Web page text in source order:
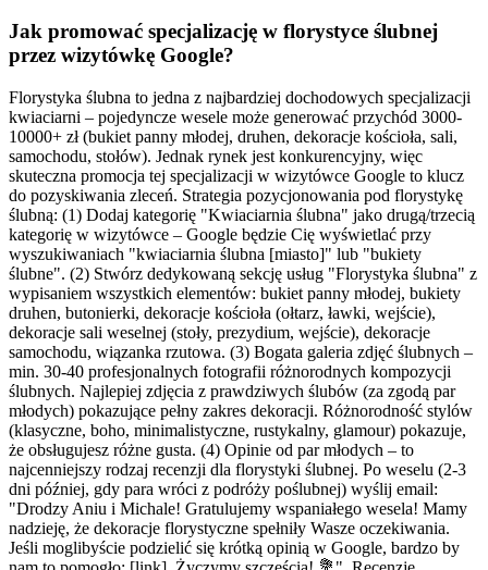
Jak promować specjalizację w florystyce ślubnej
przez wizytówkę Google?
Florystyka ślubna to jedna z najbardziej dochodowych specjalizacji
kwiaciarni – pojedyncze wesele może generować przychód 3000-
10000+ zł (bukiet panny młodej, druhen, dekoracje kościoła, sali,
samochodu, stołów). Jednak rynek jest konkurencyjny, więc
skuteczna promocja tej specjalizacji w wizytówce Google to klucz
do pozyskiwania zleceń. Strategia pozycjonowania pod florystykę
ślubną: (1) Dodaj kategorię "Kwiaciarnia ślubna" jako drugą/trzecią
kategorię w wizytówce – Google będzie Cię wyświetlać przy
wyszukiwaniach "kwiaciarnia ślubna [miasto]" lub "bukiety
ślubne". (2) Stwórz dedykowaną sekcję usług "Florystyka ślubna" z
wypisaniem wszystkich elementów: bukiet panny młodej, bukiety
druhen, butonierki, dekoracje kościoła (ołtarz, ławki, wejście),
dekoracje sali weselnej (stoły, prezydium, wejście), dekoracje
samochodu, wiązanka rzutowa. (3) Bogata galeria zdjęć ślubnych –
min. 30-40 profesjonalnych fotografii różnorodnych kompozycji
ślubnych. Najlepiej zdjęcia z prawdziwych ślubów (za zgodą par
młodych) pokazujące pełny zakres dekoracji. Różnorodność stylów
(klasyczne, boho, minimalistyczne, rustykalny, glamour) pokazuje,
że obsługujesz różne gusta. (4) Opinie od par młodych – to
najcenniejszy rodzaj recenzji dla florystyki ślubnej. Po weselu (2-3
dni później, gdy para wróci z podróży poślubnej) wyślij email:
"Drodzy Aniu i Michale! Gratulujemy wspaniałego wesela! Mamy
nadzieję, że dekoracje florystyczne spełniły Wasze oczekiwania.
Jeśli moglibyście podzielić się krótką opinią w Google, bardzo by